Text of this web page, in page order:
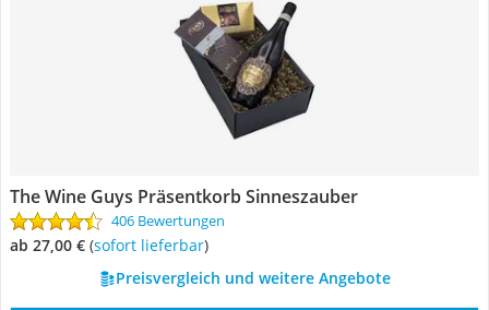
The Wine Guys Präsentkorb Sinneszauber
406 Bewertungen
ab 27,00 € ( Sofort lieferbar)
Preisvergleich und weitere Angebote